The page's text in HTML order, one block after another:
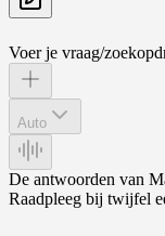
Voer je vraag/
Auto
De antwoorden van
Raadpleeg bij twijfel